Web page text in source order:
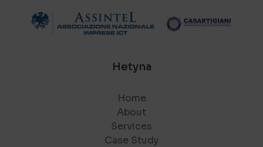
Hetyna
Home
About
Services
Case Study